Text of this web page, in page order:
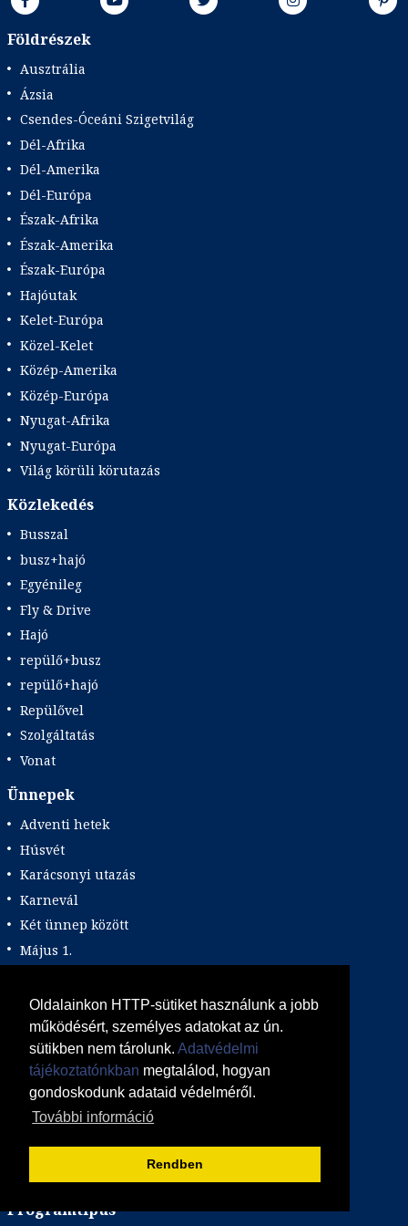
Oldalainkon HTTP-sütiket használunk a jobb
működésért, személyes adatokat az ún.
sütikben nem tárolunk. Adatvédelmi
tájékoztatónkban megtalálod, hogyan
gondoskodunk adataid védelméről.
További információ
Rendben
Földrészek
Ausztrália
Ázsia
Csendes-Óceáni Szigetvilág
Dél-Afrika
Dél-Amerika
Dél-Európa
Észak-Afrika
Észak-Amerika
Észak-Európa
Hajóutak
Kelet-Európa
Közel-Kelet
Közép-Amerika
Közép-Európa
Nyugat-Afrika
Nyugat-Európa
Világ körüli körutazás
Közlekedés
Busszal
busz+hajó
Egyénileg
Fly & Drive
Hajó
repülő+busz
repülő+hajó
Repülővel
Szolgáltatás
Vonat
Ünnepek
Adventi hetek
Húsvét
Karácsonyi utazás
Karnevál
Két ünnep között
Május 1.
Mikulás
Nőnap
November 1.
Október 23.
Pünkösdi utazás
Szilveszter
Tavaszi szünet
Programtípus